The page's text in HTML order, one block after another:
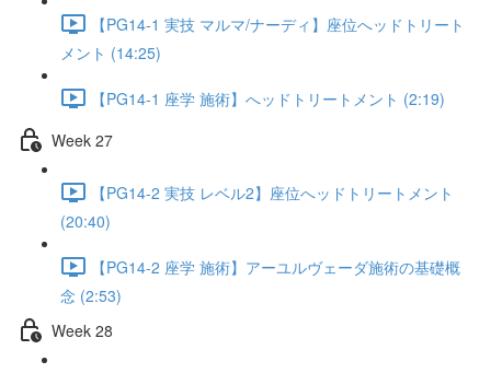
【PG14-1 実技 マルマ/ナーディ】座位へッドトリート
メント (14:25)
【PG14-1 座学 施術】へッドトリートメント (2:19)
Week 27
【PG14-2 実技 レベル2】座位へッドトリートメント
(20:40)
【PG14-2 座学 施術】アーユルヴェーダ施術の基礎概
念 (2:53)
Week 28